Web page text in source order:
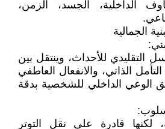
الداخلية، الجسد، الزمن،
الجمالية
التقليدي للأحداث، وينتقل بين
الذاتي، والانفعال العاطفي
الوعي الداخلي للشخصية بدقة
لكنها قادرة على نقل التوتر